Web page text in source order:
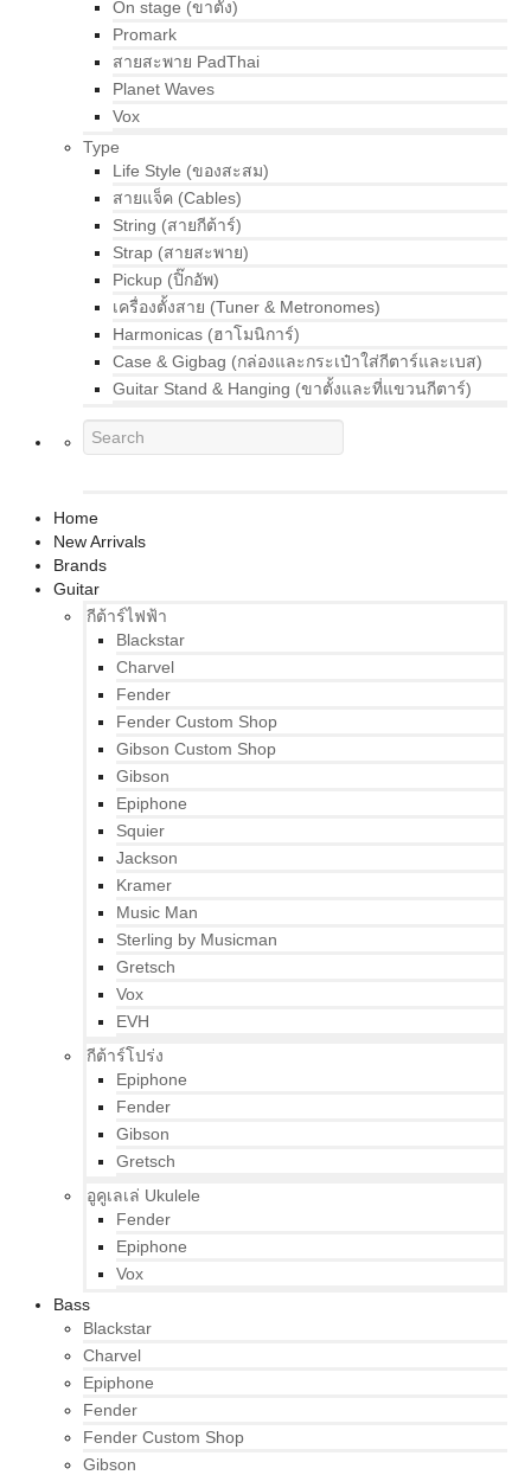
On stage (ขาตั้ง)
Promark
สายสะพาย PadThai
Planet Waves
Vox
Type
Life Style (ของสะสม)
สายแจ็ค (Cables)
String (สายกีต้าร์)
Strap (สายสะพาย)
Pickup (ปิ๊กอัพ)
เครื่องตั้งสาย (Tuner & Metronomes)
Harmonicas (ฮาโมนิการ์)
Case & Gigbag (กล่องและกระเป๋าใส่กีตาร์และเบส)
Guitar Stand & Hanging (ขาตั้งและที่แขวนกีตาร์)
Home
New Arrivals
Brands
Guitar
กีต้าร์ไฟฟ้า
Blackstar
Charvel
Fender
Fender Custom Shop
Gibson Custom Shop
Gibson
Epiphone
Squier
Jackson
Kramer
Music Man
Sterling by Musicman
Gretsch
Vox
EVH
กีต้าร์โปร่ง
Epiphone
Fender
Gibson
Gretsch
อูคูเลเล่ Ukulele
Fender
Epiphone
Vox
Bass
Blackstar
Charvel
Epiphone
Fender
Fender Custom Shop
Gibson